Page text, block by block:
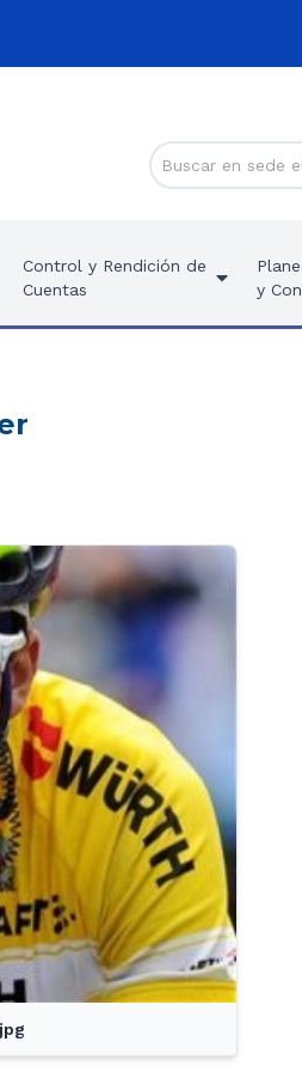
Control y Rendición de
Cuentas
y